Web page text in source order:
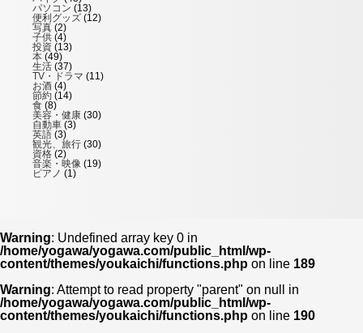
パソコン (13)
便利グッズ (12)
写真 (2)
子供 (4)
投資 (13)
本 (49)
生活 (37)
TV・ドラマ (11)
お酒 (4)
節約 (14)
食 (8)
美容・健康 (30)
自動車 (3)
英語 (3)
観光、旅行 (30)
資格 (2)
音楽・映像 (19)
ピアノ (1)
Warning: Undefined array key 0 in
/home/yogawa/yogawa.com/public_html/wp-
content/themes/youkaichi/functions.php on line 189
Warning: Attempt to read property "parent" on null in
/home/yogawa/yogawa.com/public_html/wp-
content/themes/youkaichi/functions.php on line 190